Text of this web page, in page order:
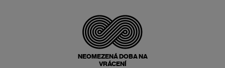
NEOMEZENÁ DOBA NA
VRÁCENÍ